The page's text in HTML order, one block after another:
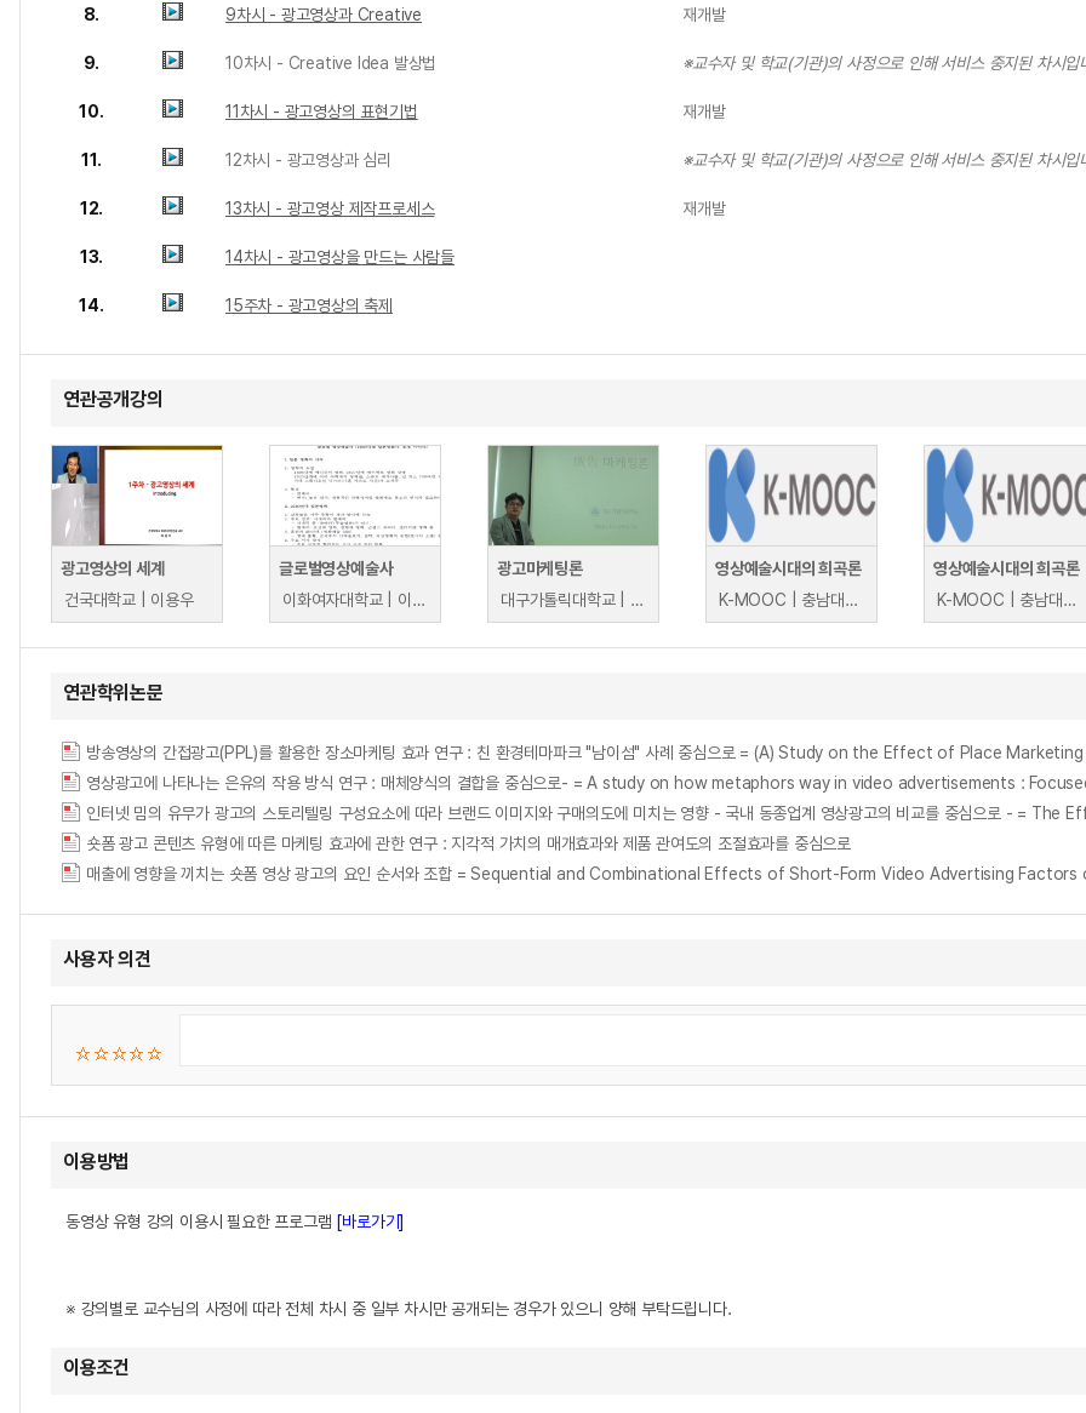
8. 9차시 - 광고영상과 Creative 재개발
9. 10차시 - Creative Idea 발상법 ※교수자 및 학교(기관)의 사정으로 인해 서비스 중지된 차시입
10. 11차시 - 광고영상의 표현기법 재개발
11. 12차시 - 광고영상과 심리 ※교수자 및 학교(기관)의 사정으로 인해 서비스 중지된 차시입
12. 13차시 - 광고영상 제작프로세스 재개발
13. 14차시 - 광고영상을 만드는 사람들
14. 15주차 - 광고영상의 축제
연관공개강의
광고영상의 세계
건국대학교 | 이용우
글로벌영상예술사
이화여자대학교 | 이형숙
광고마케팅론
대구가톨릭대학교 | 장택원
영상예술시대의 희곡론
K-MOOC | 충남대학교 윤석진
영상예술시대의 희곡론
K-MOOC | 충남대학교 윤석진
연관학위논문
영상광고에 나타나는 은유의 작용 방식 연구 : 매체양식의 결합을 중심으로- = A study on how metaphors way in video advertisements :
숏폼 광고 콘텐츠 유형에 따른 마케팅 효과에 관한 연구 : 지각적 가치의 매개효과와 제품 관여도의 조절효과를 중심으로
매출에 영향을 끼치는 숏폼 영상 광고의 요인 순서와 조합 = Sequential and Combinational Effects of Short-Form Video Advertising Factors
사용자 의견
이용방법
동영상 유형 강의 이용시 필요한 프로그램 [바로가기]
※ 강의별로 교수님의 사정에 따라 전체 차시 중 일부 차시만 공개되는 경우가 있으니 양해 부탁드립니다.
이용조건